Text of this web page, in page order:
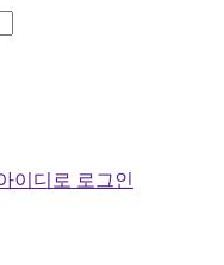
이디로 로그인